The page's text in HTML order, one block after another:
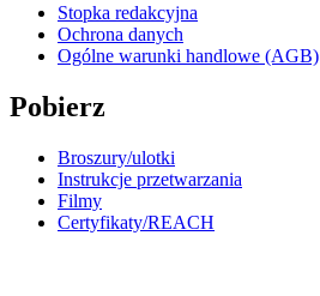
Stopka redakcyjna
Ochrona danych
Ogólne warunki handlowe (AGB)
Pobierz
Broszury/ulotki
Instrukcje przetwarzania
Filmy
Certyfikaty/REACH